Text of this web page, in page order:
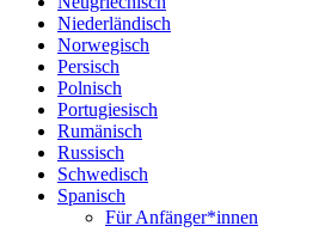
Niederländisch
Norwegisch
Persisch
Polnisch
Portugiesisch
Rumänisch
Russisch
Schwedisch
Spanisch
Für Anfänger*innen